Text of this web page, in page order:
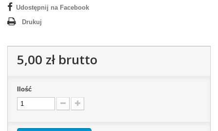
Udostępnij na Facebook
Drukuj
5,00 złbrutto
Ilość